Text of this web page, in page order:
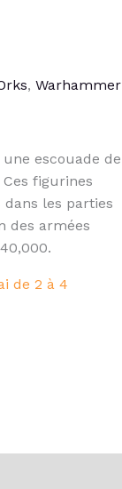
,Warhammer
escouade de
figurines
les parties
des armées
de 2 à 4